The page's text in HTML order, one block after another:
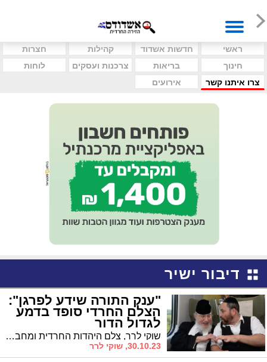
ראשי חדשות אשדוד קהילות
חצרות
חינוך
בריאות צרכנות ועסקים
לוחות
צרו איתנו קשר
אירועים
דיבור ישיר
"ענק התורה שידע לפרגן":
הצלם החרדי סופד בדמע
לגדול הדור
שוקי לרר, צלם היהדות החרדית ומחבר סדרת הספרים "בצילם", סופד אחר מיטתו של הגרב"מ אזרחי זצ"ל: "ענק התורה שלא פסק להאיר פנים לשני ולפרגן"
30.10.23, שוקי לרר